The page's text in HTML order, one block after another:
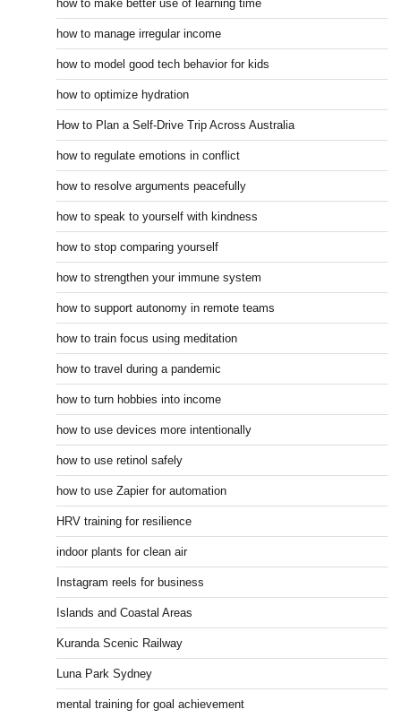
how to make better use of learning time
how to manage irregular income
how to model good tech behavior for kids
how to optimize hydration
How to Plan a Self-Drive Trip Across Australia
how to regulate emotions in conflict
how to resolve arguments peacefully
how to speak to yourself with kindness
how to stop comparing yourself
how to strengthen your immune system
how to support autonomy in remote teams
how to train focus using meditation
how to travel during a pandemic
how to turn hobbies into income
how to use devices more intentionally
how to use retinol safely
how to use Zapier for automation
HRV training for resilience
indoor plants for clean air
Instagram reels for business
Islands and Coastal Areas
Kuranda Scenic Railway
Luna Park Sydney
mental training for goal achievement